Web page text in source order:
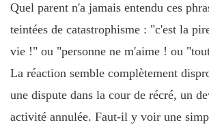
Quel parent n'a jamais entendu ces
teintées de catastrophisme : "c'est la
vie !" ou "personne ne m'aime ! ou
La réaction semble complètement
une dispute dans la cour de récré, un
activité annulée. Faut-il y voir une